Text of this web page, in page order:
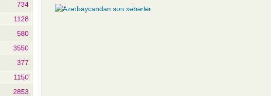
734
1128
580
3550
377
1150
2853